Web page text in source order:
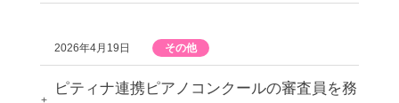
2026年4月19日 その他
ピティナ連携ピアノコンクールの審査員を務